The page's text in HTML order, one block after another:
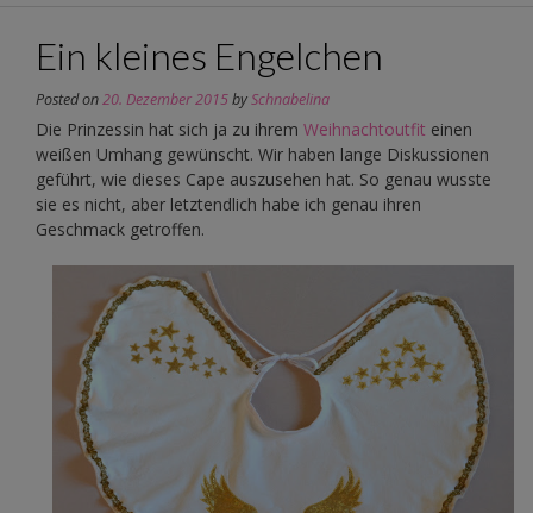
Ein kleines Engelchen
Posted on20. Dezember 2015bySchnabelina
Die Prinzessin hat sich ja zu ihrem Weihnachtoutfit einen
weißen Umhang gewünscht. Wir haben lange Diskussionen
geführt, wie dieses Cape auszusehen hat. So genau wusste
sie es nicht, aber letztendlich habe ich genau ihren
Geschmack getroffen.